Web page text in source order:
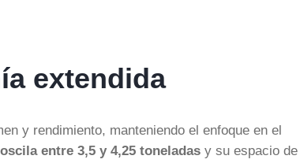
extendida
y rendimiento, manteniendo el enfoque en el
entre 3,5 y 4,25 toneladas y su espacio de